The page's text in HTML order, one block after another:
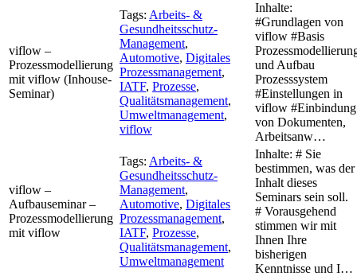
viflow –
Prozessmodellierung
mit viflow (Inhouse-
Seminar)
Tags: Arbeits- &
Gesundheitsschutz-
Management,
Automotive, Digitales
Prozessmanagement,
IATF, Prozesse,
Qualitätsmanagement,
Umweltmanagement,
viflow
Inhalte:
#Grundlagen von
viflow #Basis
und Aufbau
Prozesssystem
#Einstellungen in
viflow #Einbindung
von Dokumenten,
Arbeitsanw…
viflow –
Aufbauseminar –
Prozessmodellierung
mit viflow
Tags: Arbeits- &
Gesundheitsschutz-
Management,
Automotive, Digitales
Prozessmanagement,
IATF, Prozesse,
Qualitätsmanagement,
Umweltmanagement
Inhalte: # Sie
bestimmen, was der
Inhalt dieses
Seminars sein soll.
# Vorausgehend
stimmen wir mit
Ihnen Ihre
bisherigen
Kenntnisse und I…